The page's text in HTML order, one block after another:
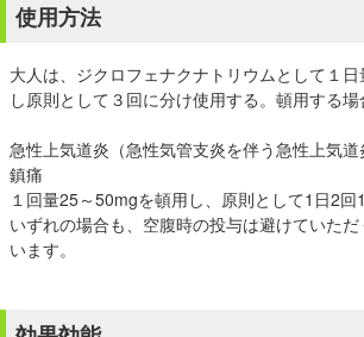
使用方法
大人は、ジクロフェナクナトリウムとして１
し原則として３回に分け使用する。頓用する場
急性上気道炎（急性気管支炎を伴う急性上気道
鎮痛
１回量25～50mgを頓用し、原則として1日2回
いずれの場合も、空腹時の投与は避けていた
います。